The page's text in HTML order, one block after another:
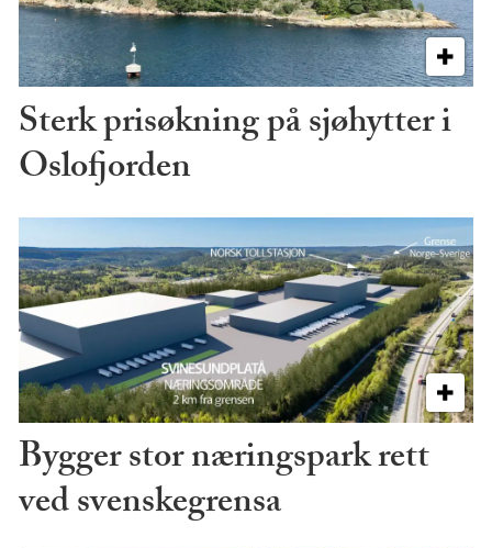
Sterk prisøkning på sjøhytter i
Oslofjorden
Bygger stor næringspark rett
ved svenskegrensa